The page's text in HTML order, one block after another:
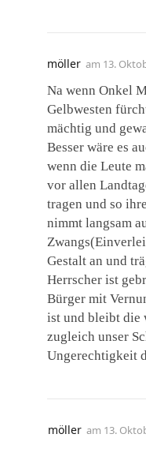
möller am 13.
Na wenn Onkel
Gelbwesten
mächtig und
Besser wäre es
wenn die Leute
vor allen
tragen und so
nimmt langsam
Gestalt an und
Herrscher ist
Bürger mit
ist und bleibt die
zugleich unser
Ungerechtigkeit
möller am 13.